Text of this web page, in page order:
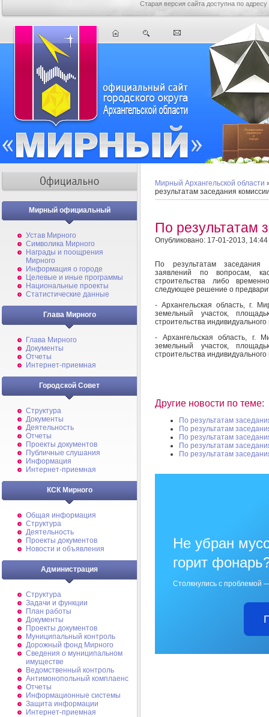
Старая версия сайта доступна по адресу
Мирный официальный
Устав Мирного
Символика Мирного
Награды и поощрения
Мирного
Информация о городе
Целевые и иные программы
Национальные проекты
Статистические данные
Глава Мирного
Глава Мирного
Документы
Отчеты
Интернет-приемная
Городской Совет
Структура
Документы
Деятельность
Отчеты
Проекты документов
Публичные слушания
Информация
Интернет-приемная
КСК Мирного
Общая информация
Структура
Деятельность
Проекты документов
Новости и объявления
Администрация
Структура
Задачи и функции
План работы
Документы
Проекты документов
Муниципальный контроль
Дорожный фонд Мирного
Cведения о муниципальном
имуществе
Ведомственный контроль
Антимонопольный комплаенс
Отчеты
Информационные системы
Защита информации
Интернет-приемная
Мирный Архангельской области
результатам заседания
По результатам
Опубликовано: 17-01-2013, 14:44
По результатам заседания
заявлений по вопросам,
строительства либо
следующее решение о
- Архангельская область, г.
земельный участок,
строительства
- Архангельская область,
земельный участок,
строительства
Другие новости по теме:
По результатам
По результатам
По результатам
По результатам
По результатам
Не убран
горит
Столкнулись с проблемой